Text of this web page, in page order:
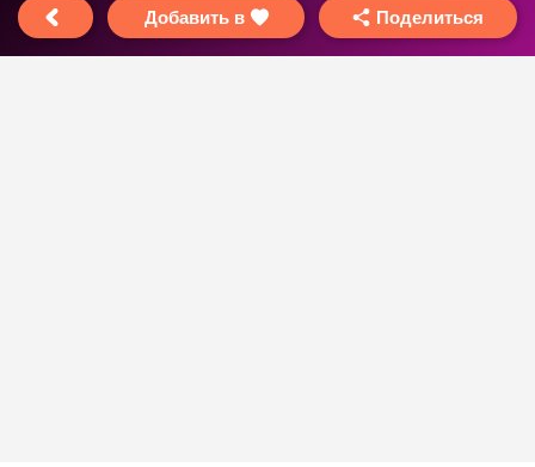
Добавить в Поделиться